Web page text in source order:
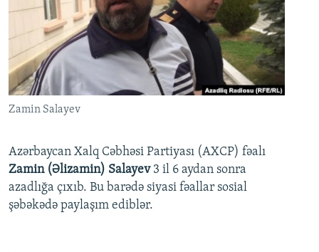
Zamin Salayev
Azərbaycan Xalq Cəbhəsi Partiyası (AXCP) fəalı
Zamin (Əlizamin) Salayev 3 il 6 aydan sonra
azadlığa çıxıb. Bu barədə siyasi fəallar sosial
şəbəkədə paylaşım ediblər.